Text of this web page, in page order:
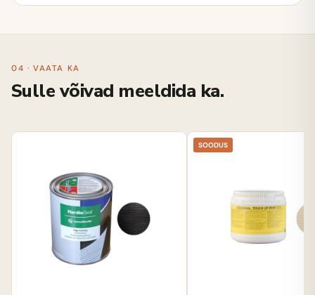
04 · VAATA KA
Sulle võivad meeldida ka.
SOODUS